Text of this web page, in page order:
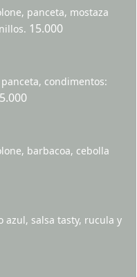
panceta, mostaza
15.000
condimentos:
barbacoa, cebolla
azul, salsa tasty, rucula y